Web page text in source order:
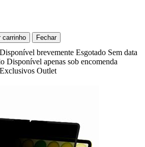
carrinho Fechar
Disponível brevemente Esgotado Sem data
Disponível apenas sob encomenda
Exclusivos Outlet